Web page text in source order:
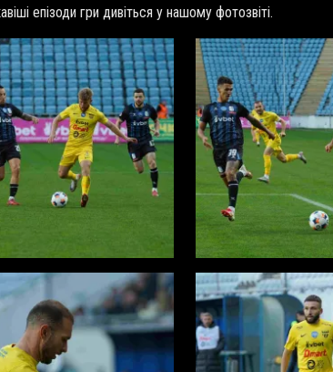
епізоди гри дивіться у нашому фотозвіті.